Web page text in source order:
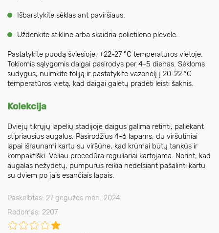
Išbarstykite sėklas ant paviršiaus.
Uždenkite stikline arba skaidria polietileno plėvele.
Pastatykite puodą šviesioje, +22-27 °C temperatūros vietoje.
Tokiomis sąlygomis daigai pasirodys per 4-5 dienas. Sėkloms
sudygus, nuimkite foliją ir pastatykite vazonėlį į 20-22 °C
temperatūros vietą, kad daigai galėtų pradėti leisti šaknis.
Kolekcija
Dviejų tikrųjų lapelių stadijoje daigus galima retinti, paliekant
stipriausius augalus. Pasirodžius 4-6 lapams, du viršutiniai
lapai išraunami kartu su viršūne, kad krūmai būtų tankūs ir
kompaktiški. Vėliau procedūra reguliariai kartojama. Norint, kad
augalas nežydėtų, pumpurus reikia nedelsiant pašalinti kartu
su dviem po jais esančiais lapais.
Paskelbtas: 27 gegužės mėn. 2024
Rodomas: 2207